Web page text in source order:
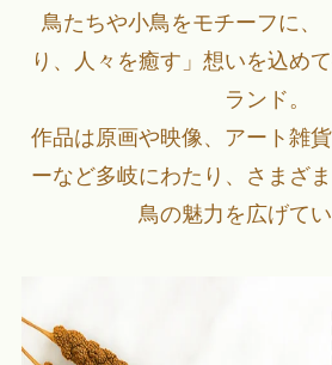
鳥たちや小鳥をモチーフに、
り、人々を癒す」想いを込め
ランド。
作品は原画や映像、アート雑
ーなど多岐にわたり、さまざ
鳥の魅力を広げてい